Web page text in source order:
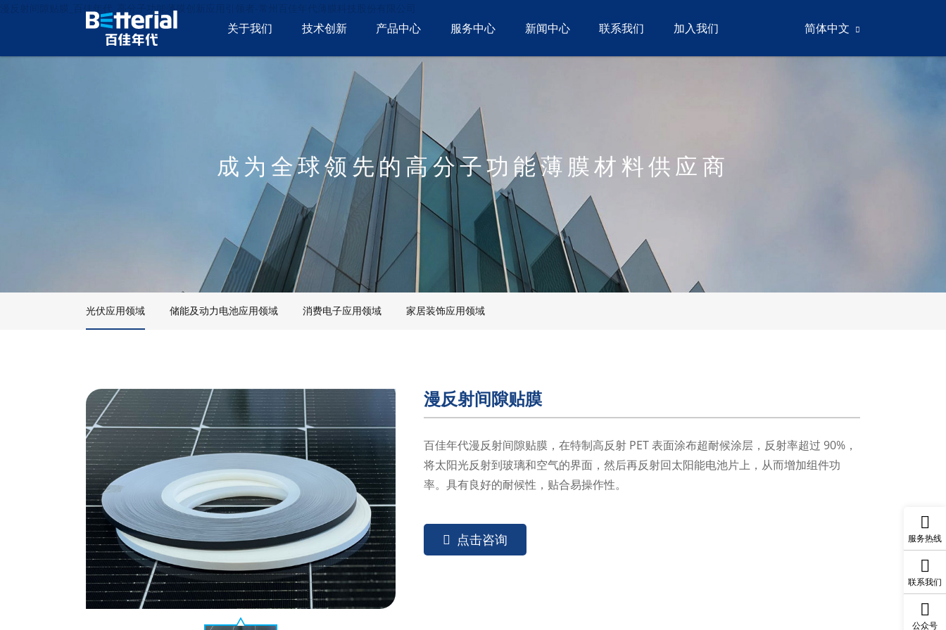
漫反射间隙贴膜_百佳年代_高分子功能薄膜创新应用引领者-常州百佳年代薄膜科技股份有限公司
简体中文
关于我们 技术创新 产品中心 服务中心 新闻中心 联系我们 加入我们
成为全球领先的高分子功能薄膜材料供应商
光伏应用领域 储能及动力电池应用领域 消费电子应用领域 家居装饰应用领域
漫反射间隙贴膜
百佳年代漫反射间隙贴膜，在特制高反射 PET 表面涂布超耐候涂层，反射率超过 90%，
将太阳光反射到玻璃和空气的界面，然后再反射回太阳能电池片上，从而增加组件功
率。具有良好的耐候性，贴合易操作性。
点击咨询 服务热线
联系我们
公众号